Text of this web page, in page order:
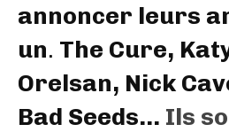
annoncer leurs
un. The Cure,
Orelsan, Nick
Bad Seeds… Ils